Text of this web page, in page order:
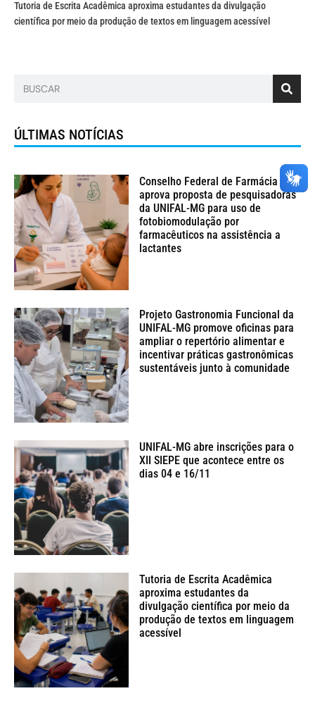
Tutoria de Escrita Acadêmica aproxima estudantes da divulgação
científica por meio da produção de textos em linguagem acessível
ÚLTIMAS NOTÍCIAS
Conselho Federal de Farmácia
aprova proposta de pesquisadoras
da UNIFAL-MG para uso de
fotobiomodulação por
farmacêuticos na assistência a
lactantes
Projeto Gastronomia Funcional da
UNIFAL-MG promove oficinas para
ampliar o repertório alimentar e
incentivar práticas gastronômicas
sustentáveis junto à comunidade
UNIFAL-MG abre inscrições para o
XII SIEPE que acontece entre os
dias 04 e 16/11
Tutoria de Escrita Acadêmica
aproxima estudantes da
divulgação científica por meio da
produção de textos em linguagem
acessível